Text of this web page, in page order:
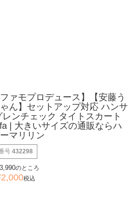
ファモプロデュース】【安藤う
ん】セットアップ対応 ハンサ
レンチェック タイトスカート
| 大きいサイズの通販ならハ
マリリン
号 432298
3,990のところ
2,000税込